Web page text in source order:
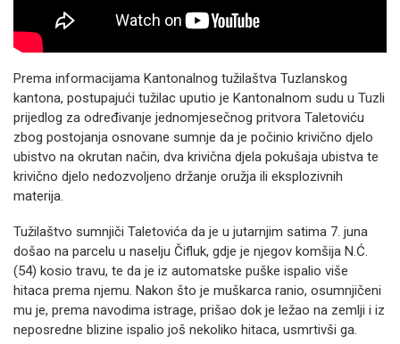
Prema informacijama Kantonalnog tužilaštva Tuzlanskog
kantona, postupajući tužilac uputio je Kantonalnom sudu u Tuzli
prijedlog za određivanje jednomjesečnog pritvora Taletoviću
zbog postojanja osnovane sumnje da je počinio krivično djelo
ubistvo na okrutan način, dva krivična djela pokušaja ubistva te
krivično djelo nedozvoljeno držanje oružja ili eksplozivnih
materija.
Tužilaštvo sumnjiči Taletovića da je u jutarnjim satima 7. juna
došao na parcelu u naselju Čifluk, gdje je njegov komšija N.Ć.
(54) kosio travu, te da je iz automatske puške ispalio više
hitaca prema njemu. Nakon što je muškarca ranio, osumnjičeni
mu je, prema navodima istrage, prišao dok je ležao na zemlji i iz
neposredne blizine ispalio još nekoliko hitaca, usmrtivši ga.